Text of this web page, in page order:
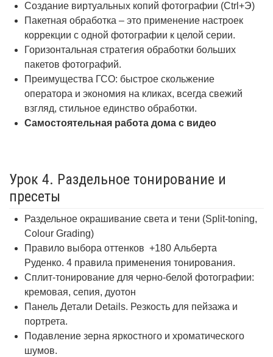
Создание виртуальных копий фотографии (Ctrl+Э)
Пакетная обработка – это применение настроек
коррекции с одной фотографии к целой серии.
Горизонтальная стратегия обработки больших
пакетов фотографий.
Преимущества ГСО: быстрое скольжение
оператора и экономия на кликах, всегда свежий
взгляд, стильное единство обработки.
Самостоятельная работа дома с видео
Урок 4. Раздельное тонирование и
пресеты
Раздельное окрашивание света и тени (Split-toning,
Colour Grading)
Правило выбора оттенков +180 Альберта
Руденко. 4 правила применения тонирования.
Сплит-тонирование для черно-белой фотографии:
кремовая, сепия, дуотон
Панель Детали Details. Резкость для пейзажа и
портрета.
Подавление зерна яркостного и хроматического
шумов.